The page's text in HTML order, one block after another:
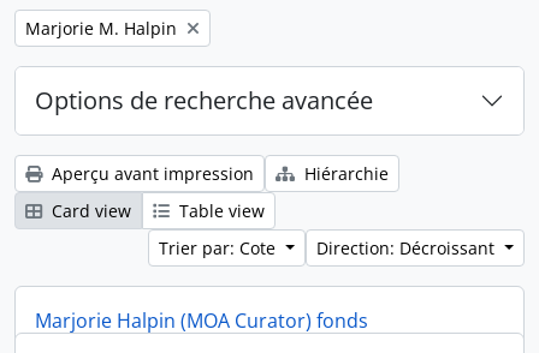
Remove filter:
Marjorie M. Halpin
Options de recherche avancée
Aperçu avant impression
Hiérarchie
Card view
Table view
Trier par: Cote
Direction: Décroissant
Marjorie Halpin (MOA Curator) fonds